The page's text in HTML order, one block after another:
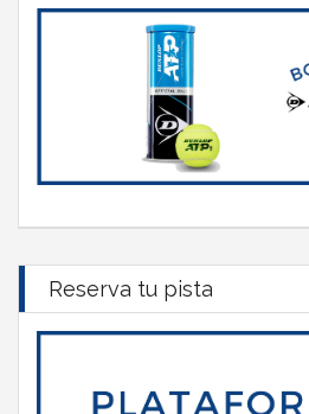
Reserva tu pista